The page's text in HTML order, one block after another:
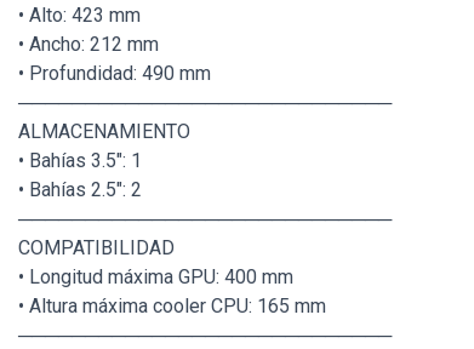
• Alto: 423 mm
• Ancho: 212 mm
• Profundidad: 490 mm
────────────────────────────
ALMACENAMIENTO
• Bahías 3.5": 1
• Bahías 2.5": 2
────────────────────────────
COMPATIBILIDAD
• Longitud máxima GPU: 400 mm
• Altura máxima cooler CPU: 165 mm
────────────────────────────